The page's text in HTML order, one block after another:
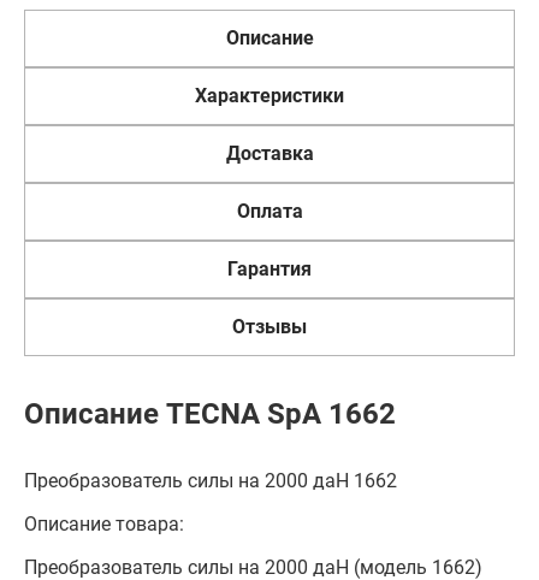
Описание
Характеристики
Доставка
Оплата
Гарантия
Отзывы
Описание TECNA SpA 1662
Преобразователь силы на 2000 даН 1662
Описание товара:
Преобразователь силы на 2000 даН (модель 1662)